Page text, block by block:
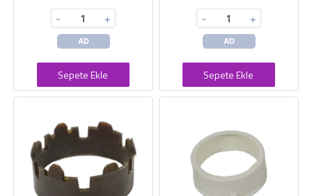
- +
AD
Sepete Ekle
- +
AD
Sepete Ekle